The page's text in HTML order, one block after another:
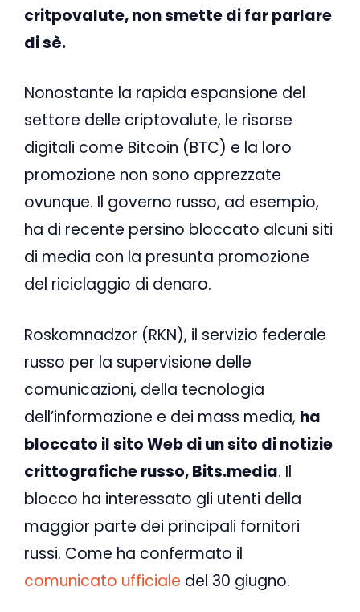
critpovalute, non smette di far parlare
di sè.
Nonostante la rapida espansione del
settore delle criptovalute, le risorse
digitali come Bitcoin (BTC) e la loro
promozione non sono apprezzate
ovunque. Il governo russo, ad esempio,
ha di recente persino bloccato alcuni siti
di media con la presunta promozione
del riciclaggio di denaro.
Roskomnadzor (RKN), il servizio federale
russo per la supervisione delle
comunicazioni, della tecnologia
dell’informazione e dei mass media, ha
bloccato il sito Web di un sito di notizie
crittografiche russo, Bits.media. Il
blocco ha interessato gli utenti della
maggior parte dei principali fornitori
russi. Come ha confermato il
comunicato ufficiale del 30 giugno.